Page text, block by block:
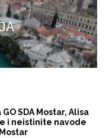
SDA Mostar, Alisa
i neistinite navode